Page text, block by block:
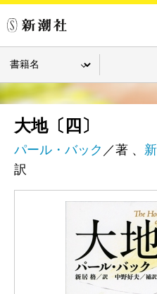
大地〔四〕
パール・バック ／著 、
訳